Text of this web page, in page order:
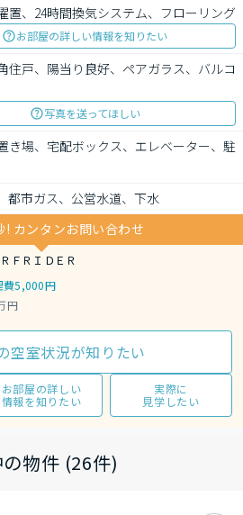
置、24時間換気システム、フローリング
お部屋の詳しい情報を知りたい
住戸、陽当り良好、ペアガラス、バルコ
写真を送ってほしい
き場、宅配ボックス、エレベーター、駐
都市ガス、公営水道、下水
! カンタンお問い合わせ
ＦＲＩＤＥＲ
費5,000円
円
空室状況が知りたい
お部屋の詳しい
情報を知りたい
実際に
見学したい
物件 (26件)